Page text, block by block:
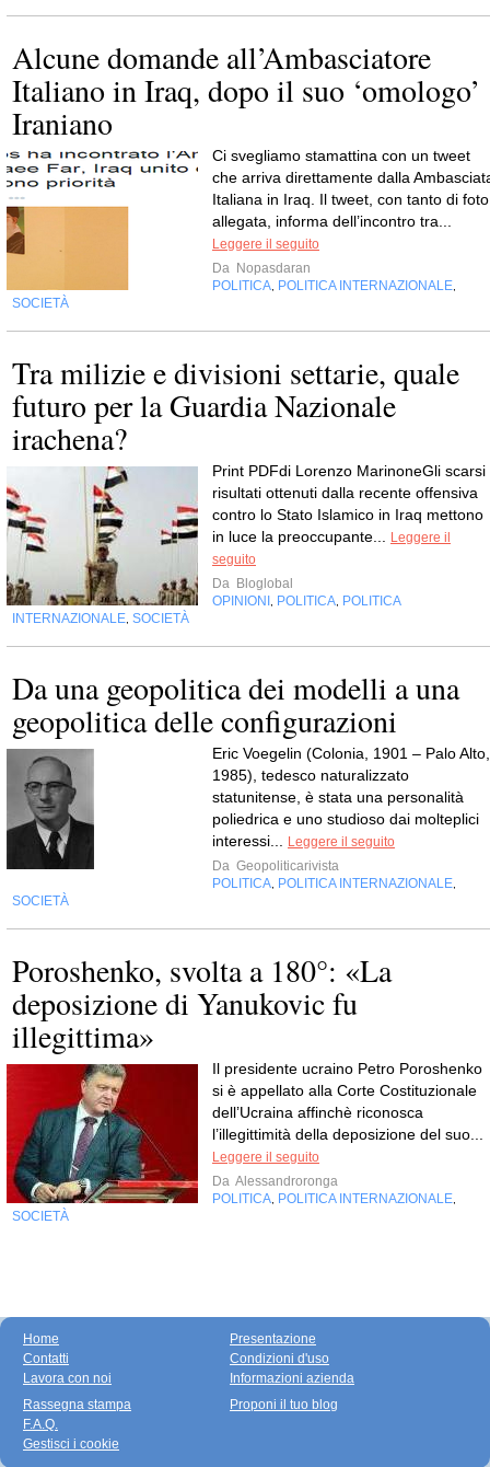
Alcune domande all’Ambasciatore
Italiano in Iraq, dopo il suo ‘omologo’
Iraniano
Ci svegliamo stamattina con un tweet
che arriva direttamente dalla
Italiana in Iraq. Il tweet, con tanto di foto
allegata, informa dell’incontro tra...
Leggere il seguito
Da Nopasdaran
POLITICA POLITICA INTERNAZIONALE
SOCIETÀ
Tra milizie e divisioni settarie, quale
futuro per la Guardia Nazionale
irachena?
Print PDFdi Lorenzo MarinoneGli scarsi
risultati ottenuti dalla recente offensiva
contro lo Stato Islamico in Iraq mettono
in luce la preoccupante...
Leggere il
seguito
Da Bloglobal
OPINIONI
POLITICA POLITICA
INTERNAZIONALE SOCIETÀ
Da una geopolitica dei modelli a una
geopolitica delle configurazioni
Eric Voegelin (Colonia, 1901 – Palo Alto,
1985), tedesco naturalizzato
statunitense, è stata una personalità
poliedrica e uno studioso dai molteplici
interessi...
Leggere il seguito
Da Geopoliticarivista
POLITICA POLITICA INTERNAZIONALE
SOCIETÀ
Poroshenko, svolta a 180°: «La
deposizione di Yanukovic fu
illegittima»
Il presidente ucraino Petro Poroshenko
si è appellato alla Corte Costituzionale
dell’Ucraina affinchè riconosca
l’illegittimità della deposizione del suo...
Leggere il seguito
Da Alessandroronga
POLITICA POLITICA INTERNAZIONALE
SOCIETÀ
Home
Contatti
Lavora con noi
Presentazione
Condizioni d'uso
Informazioni azienda
Rassegna stampa
F.A.Q.
Gestisci i cookie
Proponi il tuo blog